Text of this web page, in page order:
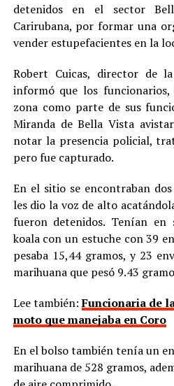
detenidos en el sector
Carirubana, por formar una
vender estupefacientes en la
Robert Cuicas, director de
informó que los
zona como parte de sus
Miranda de Bella Vista
notar la presencia policial,
pero fue capturado.
En el sitio se encontraban
les dio la voz de alto
fueron detenidos. Tenían
koala con un estuche con 39
pesaba 15,44 gramos, y 23
marihuana que pesó 9.43
Lee también:Funcionaria de
moto que manejaba en Coro
En el bolso también tenía un
marihuana de 528 gramos,